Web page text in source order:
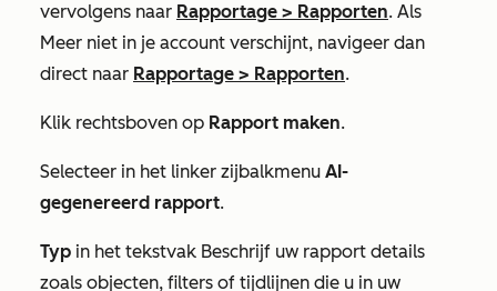
vervolgens naar Rapportage > Rapporten. Als
Meer niet in je account verschijnt, navigeer dan
direct naar Rapportage > Rapporten.
Klik rechtsboven op Rapport maken.
Selecteer in het linker zijbalkmenu AI-
gegenereerd rapport.
Typ in het tekstvak Beschrijf uw rapport details
zoals objecten, filters of tijdlijnen die u in uw